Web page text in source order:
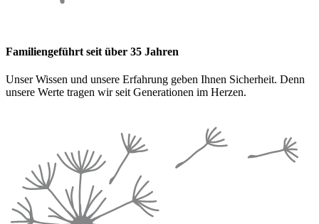
Familiengeführt seit über 35 Jahren
Unser Wissen und unsere Erfahrung geben Ihnen Sicherheit. Denn
unsere Werte tragen wir seit Generationen im Herzen.